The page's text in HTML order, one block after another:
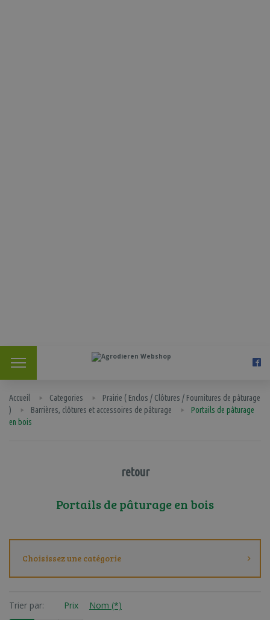
Accueil Categories
Prairie ( Enclos / Clôtures / Fournitures de pâturage
)
Barrières, clôtures et accessoires de pâturage
Portails de pâturage
en bois
retour
Portails de pâturage en bois
Choisissez une catégorie
Trier par: Prix Nom (*)